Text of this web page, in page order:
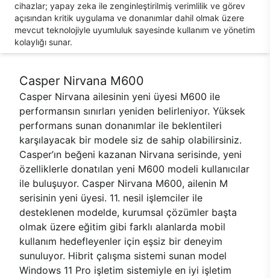
cihazlar; yapay zeka ile zenginleştirilmiş verimlilik ve görev
açısından kritik uygulama ve donanımlar dahil olmak üzere
mevcut teknolojiyle uyumluluk sayesinde kullanım ve yönetim
kolaylığı sunar.
Casper Nirvana M600
Casper Nirvana ailesinin yeni üyesi M600 ile
performansın sınırları yeniden belirleniyor. Yüksek
performans sunan donanımlar ile beklentileri
karşılayacak bir modele siz de sahip olabilirsiniz.
Casper’ın beğeni kazanan Nirvana serisinde, yeni
özelliklerle donatılan yeni M600 modeli kullanıcılar
ile buluşuyor. Casper Nirvana M600, ailenin M
serisinin yeni üyesi. 11. nesil işlemciler ile
desteklenen modelde, kurumsal çözümler başta
olmak üzere eğitim gibi farklı alanlarda mobil
kullanım hedefleyenler için eşsiz bir deneyim
sunuluyor. Hibrit çalışma sistemi sunan model
Windows 11 Pro işletim sistemiyle en iyi işletim